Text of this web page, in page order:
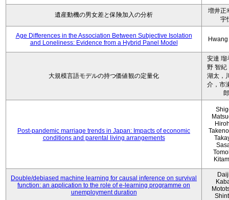
遺産動機の男女差と保険加入の分析
増井正
宇
Age Differences in the Association Between Subjective Isolation
and Loneliness: Evidence from a Hybrid Panel Model
大規模言語モデルの持つ価値観の定量化
安達 瑠
野 智紀
湖太，
介，市
郎
Post-pandemic marriage trends in Japan: Impacts of economic
conditions and parental living arrangements
Double/debiased machine learning for causal inference on survival
function: an application to the role of e-learning programme on
unemployment duration